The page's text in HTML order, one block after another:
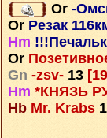
Or -
Or Резак
Hm
Or
Gn -zsv- 13
Hm *КНЯЗЬ
Hb Mr. Krabs